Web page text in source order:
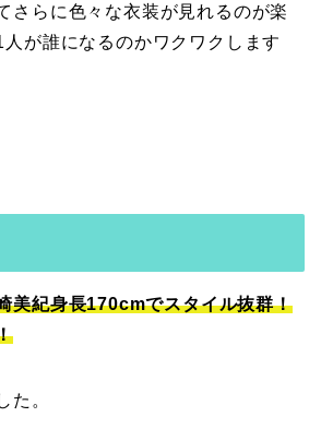
さらに色々な衣装が見れるのが楽
人が誰になるのかワクワクします
美紀身長170cmでスタイル抜群！
た。